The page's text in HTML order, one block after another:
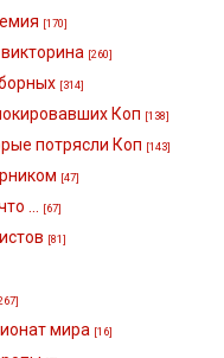
[170]
[260]
[314]
Коп [138]
потрясли Коп [143]
[47]
... [67]
[81]
мира [16]